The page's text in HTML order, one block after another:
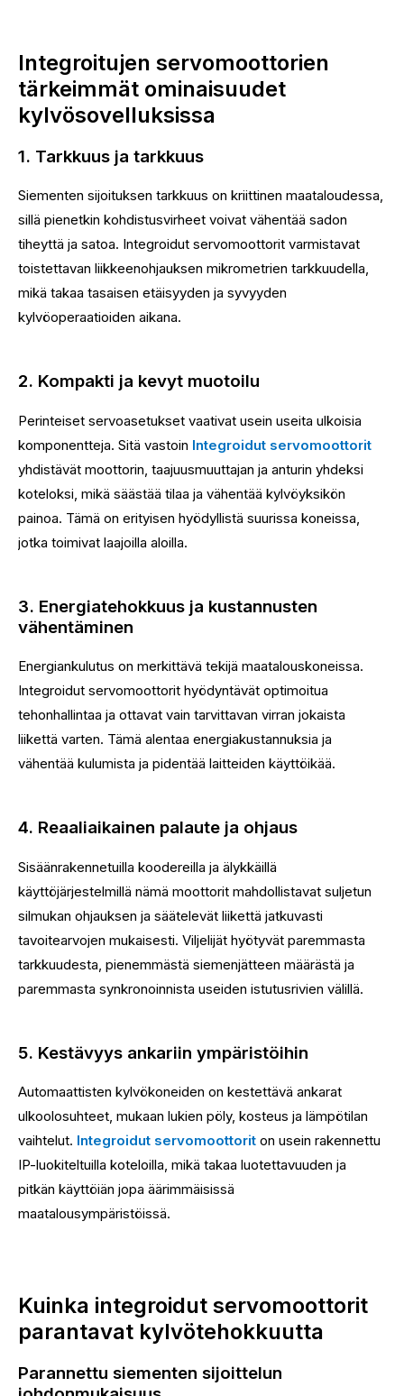
Integroitujen servomoottorien
tärkeimmät ominaisuudet
kylvösovelluksissa
1. Tarkkuus ja tarkkuus
Siementen sijoituksen tarkkuus on kriittinen maataloudessa,
sillä pienetkin kohdistusvirheet voivat vähentää sadon
tiheyttä ja satoa. Integroidut servomoottorit varmistavat
toistettavan liikkeenohjauksen mikrometrien tarkkuudella,
mikä takaa tasaisen etäisyyden ja syvyyden
kylvöoperaatioiden aikana.
2. Kompakti ja kevyt muotoilu
Perinteiset servoasetukset vaativat usein useita ulkoisia
komponentteja. Sitä vastoin Integroidut servomoottorit
yhdistävät moottorin, taajuusmuuttajan ja anturin yhdeksi
koteloksi, mikä säästää tilaa ja vähentää kylvöyksikön
painoa. Tämä on erityisen hyödyllistä suurissa koneissa,
jotka toimivat laajoilla aloilla.
3. Energiatehokkuus ja kustannusten
vähentäminen
Energiankulutus on merkittävä tekijä maatalouskoneissa.
Integroidut servomoottorit hyödyntävät optimoitua
tehonhallintaa ja ottavat vain tarvittavan virran jokaista
liikettä varten. Tämä alentaa energiakustannuksia ja
vähentää kulumista ja pidentää laitteiden käyttöikää.
4. Reaaliaikainen palaute ja ohjaus
Sisäänrakennetuilla koodereilla ja älykkäillä
käyttöjärjestelmillä nämä moottorit mahdollistavat suljetun
silmukan ohjauksen ja säätelevät liikettä jatkuvasti
tavoitearvojen mukaisesti. Viljelijät hyötyvät paremmasta
tarkkuudesta, pienemmästä siemenjätteen määrästä ja
paremmasta synkronoinnista useiden istutusrivien välillä.
5. Kestävyys ankariin ympäristöihin
Automaattisten kylvökoneiden on kestettävä ankarat
ulkoolosuhteet, mukaan lukien pöly, kosteus ja lämpötilan
vaihtelut. Integroidut servomoottorit on usein rakennettu
IP-luokiteltuilla koteloilla, mikä takaa luotettavuuden ja
pitkän käyttöiän jopa äärimmäisissä
maatalousympäristöissä.
Kuinka integroidut servomoottorit
parantavat kylvötehokkuutta
Parannettu siementen sijoittelun